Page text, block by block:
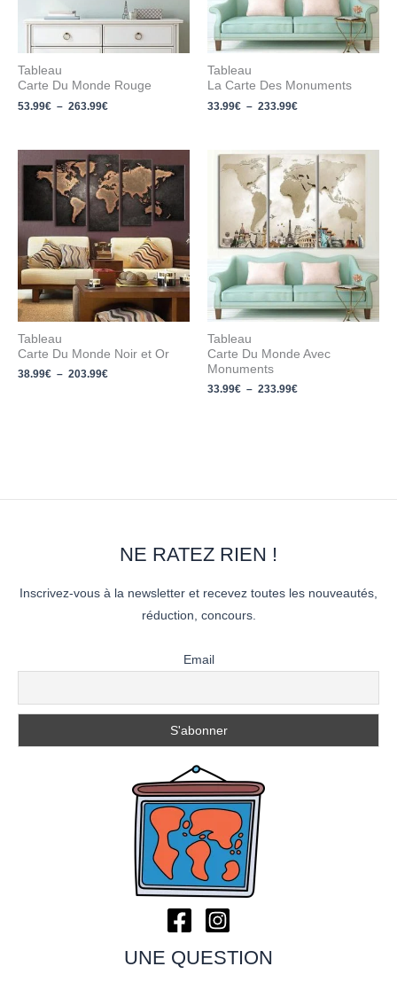
Tableau
Carte Du Monde Rouge
53.99€ – 263.99€
Tableau
La Carte Des Monuments
33.99€ – 233.99€
Tableau
Carte Du Monde Noir et Or
38.99€ – 203.99€
Plage
de
prix :
38.99€
à
203.99€
Tableau
Carte Du Monde Avec
Monuments
33.99€ – 233.99€
Plage
de
prix :
33.99€
à
233.99€
NE RATEZ RIEN !
Inscrivez-vous à la newsletter et recevez toutes les nouveautés,
réduction, concours.
Email
UNE QUESTION